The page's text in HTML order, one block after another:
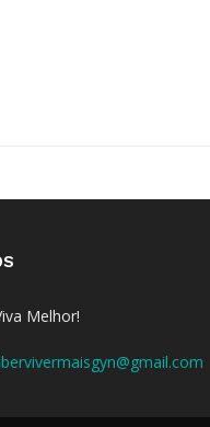
Melhor!